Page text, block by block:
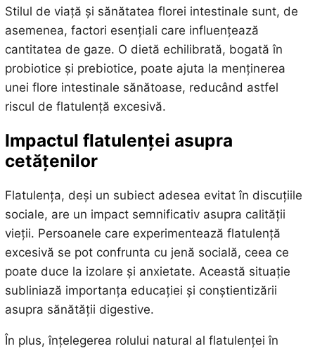
Stilul de viață și sănătatea florei intestinale sunt, de
asemenea, factori esențiali care influențează
cantitatea de gaze. O dietă echilibrată, bogată în
probiotice și prebiotice, poate ajuta la menținerea
unei flore intestinale sănătoase, reducând astfel
riscul de flatulență excesivă.
Impactul flatulenței asupra
cetățenilor
Flatulența, deși un subiect adesea evitat în discuțiile
sociale, are un impact semnificativ asupra calității
vieții. Persoanele care experimentează flatulență
excesivă se pot confrunta cu jenă socială, ceea ce
poate duce la izolare și anxietate. Această situație
subliniază importanța educației și conștientizării
asupra sănătății digestive.
În plus, înțelegerea rolului natural al flatulenței în